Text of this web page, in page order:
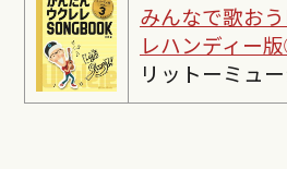
みんなで歌お
レハンディー
リットーミュ